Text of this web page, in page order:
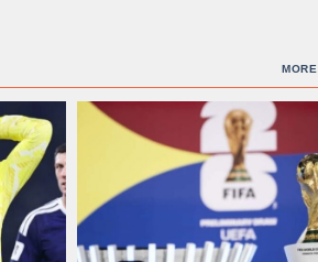
MORE